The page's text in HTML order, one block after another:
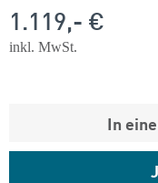
1.119,- €
inkl. MwSt.
In